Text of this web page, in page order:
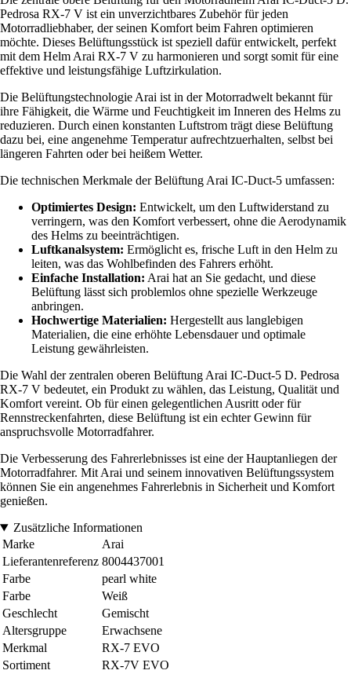
Pedrosa RX-7 V ist ein unverzichtbares Zubehör für jeden
Motorradliebhaber, der seinen Komfort beim Fahren optimieren
möchte. Dieses Belüftungsstück ist speziell dafür entwickelt, perfekt
mit dem Helm Arai RX-7 V zu harmonieren und sorgt somit für eine
effektive und leistungsfähige Luftzirkulation.
Die Belüftungstechnologie Arai ist in der Motorradwelt bekannt für
ihre Fähigkeit, die Wärme und Feuchtigkeit im Inneren des Helms zu
reduzieren. Durch einen konstanten Luftstrom trägt diese Belüftung
dazu bei, eine angenehme Temperatur aufrechtzuerhalten, selbst bei
längeren Fahrten oder bei heißem Wetter.
Die technischen Merkmale der Belüftung Arai IC-Duct-5 umfassen:
Optimiertes Design: Entwickelt, um den Luftwiderstand zu
verringern, was den Komfort verbessert, ohne die Aerodynamik
des Helms zu beeinträchtigen.
Luftkanalsystem: Ermöglicht es, frische Luft in den Helm zu
leiten, was das Wohlbefinden des Fahrers erhöht.
Einfache Installation: Arai hat an Sie gedacht, und diese
Belüftung lässt sich problemlos ohne spezielle Werkzeuge
anbringen.
Hochwertige Materialien: Hergestellt aus langlebigen
Materialien, die eine erhöhte Lebensdauer und optimale
Leistung gewährleisten.
Die Wahl der zentralen oberen Belüftung Arai IC-Duct-5 D. Pedrosa
RX-7 V bedeutet, ein Produkt zu wählen, das Leistung, Qualität und
Komfort vereint. Ob für einen gelegentlichen Ausritt oder für
Rennstreckenfahrten, diese Belüftung ist ein echter Gewinn für
anspruchsvolle Motorradfahrer.
Die Verbesserung des Fahrerlebnisses ist eine der Hauptanliegen der
Motorradfahrer. Mit Arai und seinem innovativen Belüftungssystem
können Sie ein angenehmes Fahrerlebnis in Sicherheit und Komfort
genießen.
Zusätzliche Informationen
Marke
Arai
Lieferantenreferenz 8004437001
Farbe
pearl white
Farbe
Weiß
Geschlecht
Gemischt
Altersgruppe
Erwachsene
Merkmal
RX-7 EVO
Sortiment
RX-7V EVO